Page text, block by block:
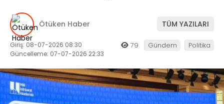
Ötüken Haber TÜM YAZILARI
Giriş: 08-07-2026 08:30
Güncelleme: 07-07-2026 22:33
79 Gündem Politika